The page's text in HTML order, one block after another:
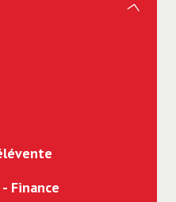
Finance